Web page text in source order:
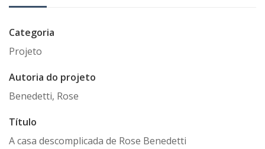
Categoria
Projeto
Autoria do projeto
Benedetti, Rose
Título
A casa descomplicada de Rose Benedetti